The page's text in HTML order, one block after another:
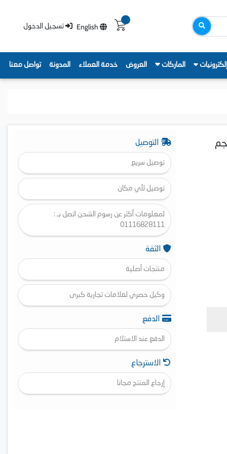
English تسجيل الدخول
إلكترونيات الماركات العروض خدمة العملاء المدونة تواصل معنا
بيكو، سعة الغسيل 12 كجم التوصيل
توصيل سريع
توصيل لأي مكان
لمعلومات أكثر عن رسوم الشحن اتصل بـ :
01116828111
الثقة
منتجات أصلية
وكيل حصري لعلامات تجارية كبرى
الدفع
الدفع عند الاستلام
الاسترجاع
إرجاع المنتج مجانا